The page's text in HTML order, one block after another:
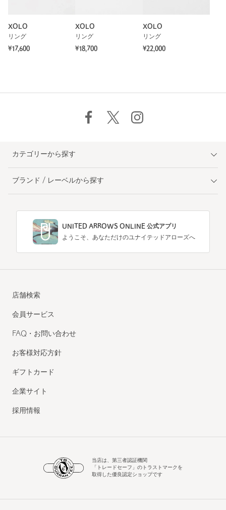
XOLO
リング
¥17,600
XOLO
リング
¥18,700
XOLO
リング
¥22,000
カテゴリーから探す
ブランド / レーベルから探す
UNITED ARROWS ONLINE 公式アプリ
ようこそ、あなただけのユナイテッドアローズへ
店舗検索
会員サービス
FAQ・お問い合わせ
お客様対応方針
ギフトカード
企業サイト
採用情報
当店は、第三者認証機関
「トレードセーフ」のトラストマークを
取得した優良認定ショップです